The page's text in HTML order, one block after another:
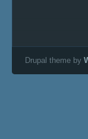
Drupal theme by